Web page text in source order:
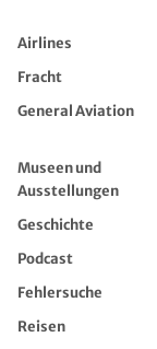
Airlines
Fracht
General Aviation
Museen und
Ausstellungen
Geschichte
Podcast
Fehlersuche
Reisen